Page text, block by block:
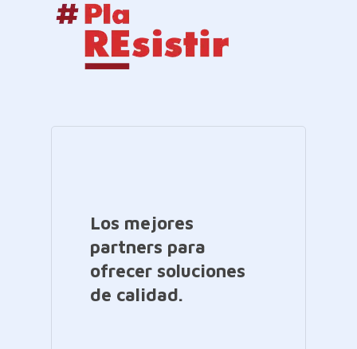
Los mejores
partners para
ofrecer soluciones
de calidad.